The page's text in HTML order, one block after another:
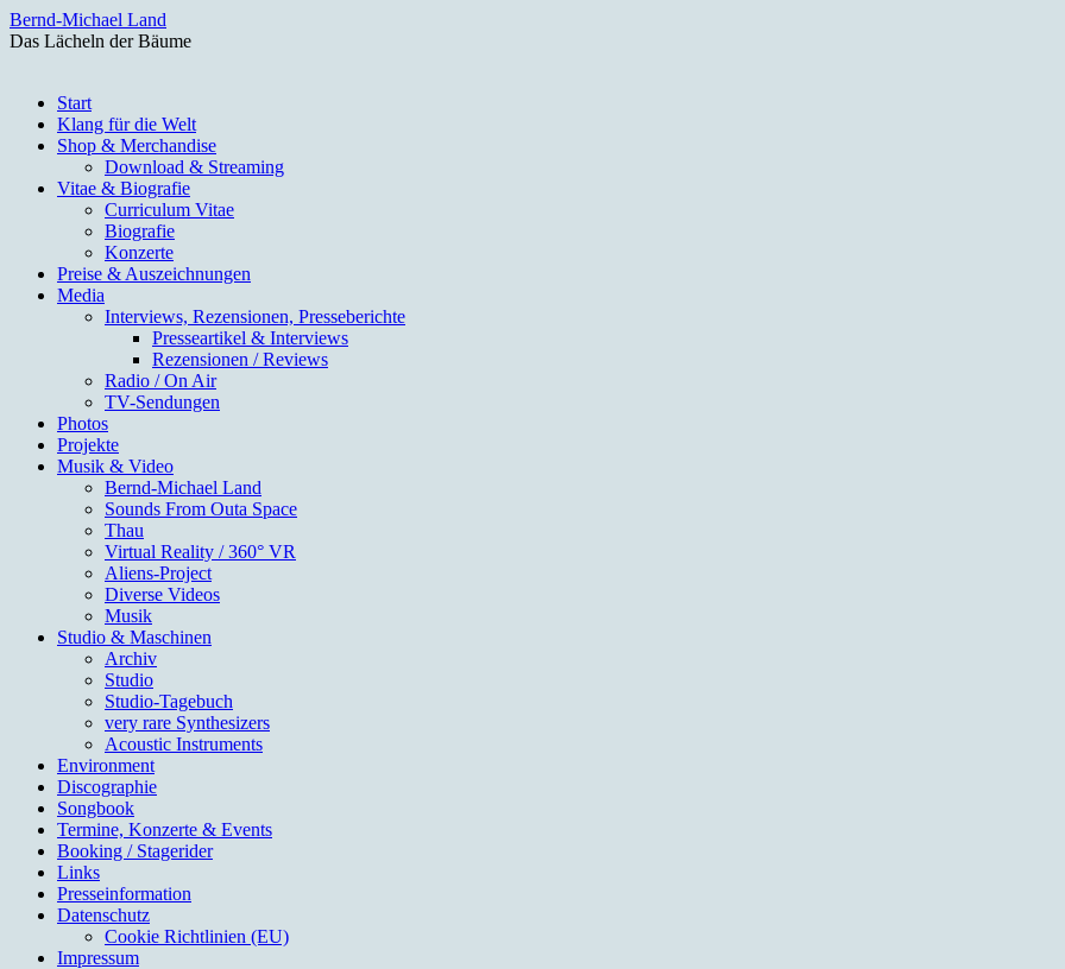
Bernd-Michael Land
Das Lächeln der Bäume
Zum
Inhalt
springen
Start
Klang für die Welt
Shop & Merchandise
Download & Streaming
Vitae & Biografie
Curriculum Vitae
Biografie
Konzerte
Preise & Auszeichnungen
Media
Interviews, Rezensionen, Presseberichte
Presseartikel & Interviews
Rezensionen / Reviews
Radio / On Air
TV-Sendungen
Photos
Projekte
Musik & Video
Bernd-Michael Land
Sounds From Outa Space
Thau
Virtual Reality / 360° VR
Aliens-Project
Diverse Videos
Musik
Studio & Maschinen
Archiv
Studio
Studio-Tagebuch
very rare Synthesizers
Acoustic Instruments
Environment
Discographie
Songbook
Termine, Konzerte & Events
Booking / Stagerider
Links
Presseinformation
Datenschutz
Cookie Richtlinien (EU)
Impressum